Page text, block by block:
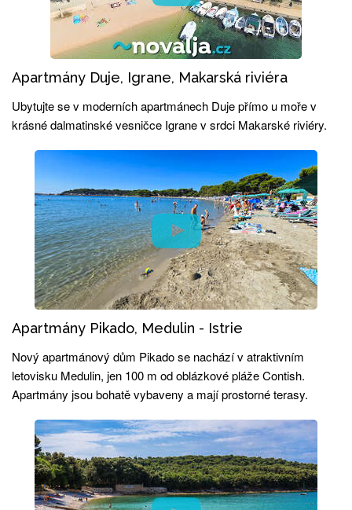
Apartmány Duje, Igrane, Makarská riviéra
Ubytujte se v moderních apartmánech Duje přímo u moře v
krásné dalmatinské vesničce Igrane v srdci Makarské riviéry.
Apartmány Pikado, Medulin - Istrie
Nový apartmánový dům Pikado se nachází v atraktivním
letovisku Medulin, jen 100 m od oblázkové pláže Contish.
Apartmány jsou bohatě vybaveny a mají prostorné terasy.